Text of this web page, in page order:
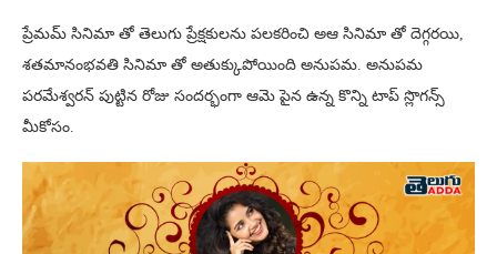
ప్రేమమ్ సినిమా తో తెలుగు ప్రేక్షకులను పలకరించి అఆ సినిమా తో దెగ్గరయి,
శతమానంభవతి సినిమా తో అతుక్కుపోయింది అనుపమ. అనుపమ
పరమేశ్వరన్ పుట్టిన రోజు సందర్భంగా ఆమె పైన ఉన్న కొన్ని టాప్ స్లొగన్స్
మీకోసం.